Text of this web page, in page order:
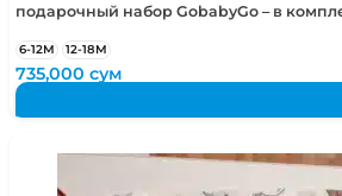
подарочный набор GobabyGo – в
6-12М 12-18М
735,000сум